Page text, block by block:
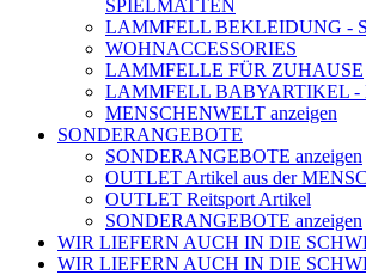
SPIELMATTEN
LAMMFELL BEKLEIDUNG -
WOHNACCESSORIES
LAMMFELLE FÜR ZUHAUSE
LAMMFELL BABYARTIKEL -
MENSCHENWELT anzeigen
SONDERANGEBOTE
SONDERANGEBOTE anzeigen
OUTLET Artikel aus der
OUTLET Reitsport Artikel
SONDERANGEBOTE anzeigen
WIR LIEFERN AUCH IN DIE
WIR LIEFERN AUCH IN DIE